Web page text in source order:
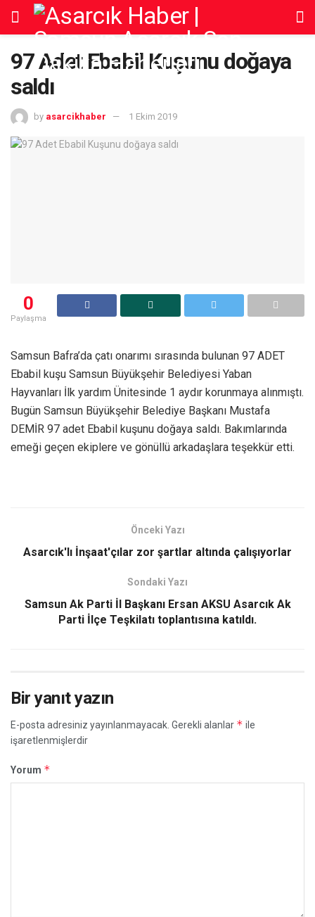
97 Adet Ebabil Kuşunu doğaya
saldı
by asarcikhaber 1 Ekim 2019
0
Paylaşma
Samsun Bafra’da çatı onarımı sırasında bulunan 97 ADET
Ebabil kuşu Samsun Büyükşehir Belediyesi Yaban
Hayvanları İlk yardım Ünitesinde 1 aydır korunmaya alınmıştı.
Bugün Samsun Büyükşehir Belediye Başkanı Mustafa
DEMİR 97 adet Ebabil kuşunu doğaya saldı. Bakımlarında
emeği geçen ekiplere ve gönüllü arkadaşlara teşekkür etti.
Önceki Yazı
Asarcık'lı İnşaat'çılar zor şartlar altında çalışıyorlar
Sondaki Yazı
Samsun Ak Parti İl Başkanı Ersan AKSU Asarcık Ak
Parti İlçe Teşkilatı toplantısına katıldı.
Bir yanıt yazın
E-posta adresiniz yayınlanmayacak. Gerekli alanlar * ile
işaretlenmişlerdir
Yorum *